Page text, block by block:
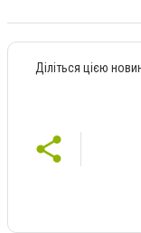
Діліться цією